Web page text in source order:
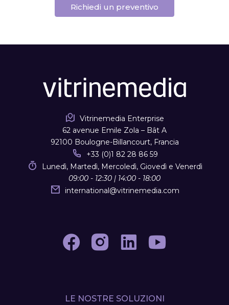
Richiedi un preventivo
Vitrinemedia Enterprise
62 avenue Emile Zola – Bât A
92100 Boulogne-Billancourt, Francia
+33 (0)1 82 28 86 59
Lunedì, Martedì, Mercoledì, Giovedì e Venerdì
09:00 - 12:30 | 14:00 - 18:00
international@vitrinemedia.com
LE NOSTRE SOLUZIONI